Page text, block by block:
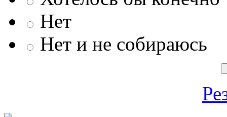
Нет
Нет и не собираюсь